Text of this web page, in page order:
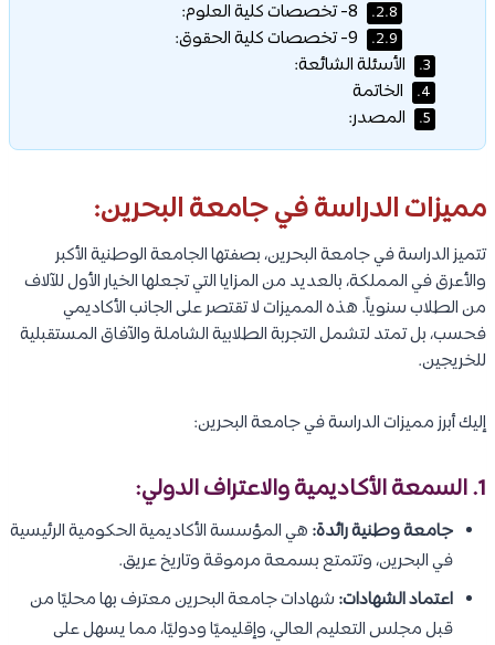
2.8.
2.9.
3. الأسئلة الشائعة:
4. الخاتمة
5. المصدر:
مميزات الدراسة في جامعة البحرين:
تتميز الدراسة في جامعة البحرين، بصفتها الجامعة الوطنية الأكبر
والأعرق في المملكة، بالعديد من المزايا التي تجعلها الخيار الأول للآلاف
من الطلاب سنوياً. هذه المميزات لا تقتصر على الجانب الأكاديمي
فحسب، بل تمتد لتشمل التجربة الطلابية الشاملة والآفاق المستقبلية
للخريجين.
إليك أبرز مميزات الدراسة في جامعة البحرين:
1. السمعة الأكاديمية والاعتراف الدولي:
جامعة وطنية رائدة: هي المؤسسة الأكاديمية الحكومية الرئيسية
في البحرين، وتتمتع بسمعة مرموقة وتاريخ عريق.
اعتماد الشهادات: شهادات جامعة البحرين معترف بها محليًا من
قبل مجلس التعليم العالي، وإقليميًا ودوليًا، مما يسهل على